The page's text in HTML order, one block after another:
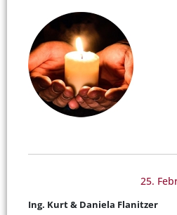
25.
Ing. Kurt & Daniela Flanitzer